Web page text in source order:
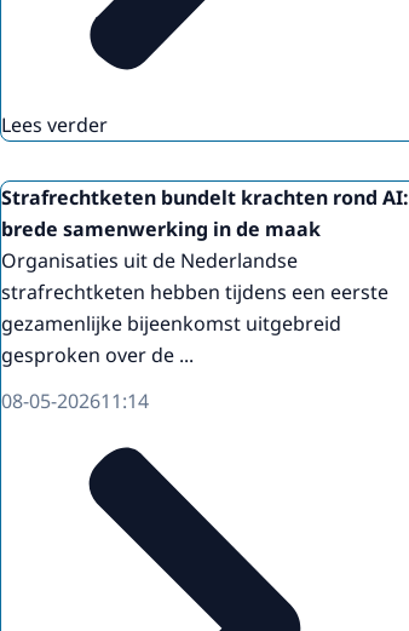
Lees verder
Strafrechtketen bundelt krachten rond AI:
brede samenwerking in de maak
Organisaties uit de Nederlandse
strafrechtketen hebben tijdens een eerste
gezamenlijke bijeenkomst uitgebreid
gesproken over de ...
08-05-202611:14